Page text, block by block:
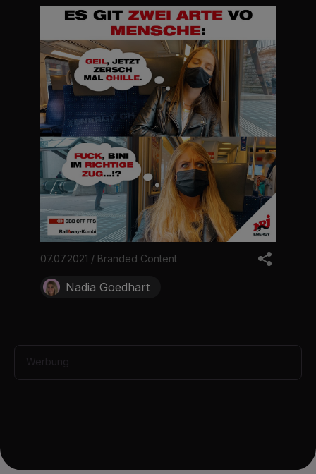
07.07.2021 / Branded Content
Nadia Goedhart
Werbung